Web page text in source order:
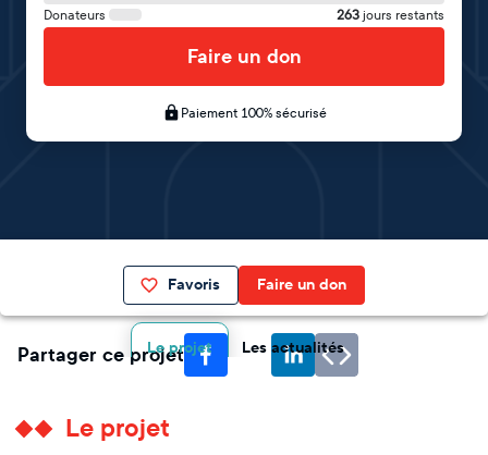
Donateurs 263 jours restants
Faire un don
Paiement 100% sécurisé
Favoris Faire un don
Le projet Les actualités
Partager ce projet
Le projet